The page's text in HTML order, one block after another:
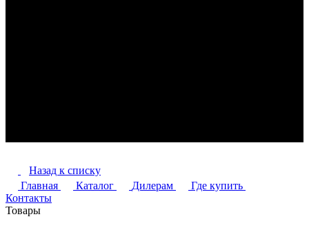
Назад к списку
Главная
Каталог Дилерам
Где купить
Контакты
Товары